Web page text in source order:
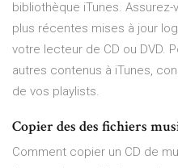
bibliothèque iTunes.
plus récentes mises à jour
votre lecteur de CD ou DVD.
autres contenus à iTunes,
de vos playlists.
Copier des des fichiers
Comment copier un CD de